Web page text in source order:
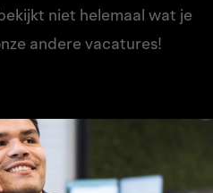
niet helemaal wat je
andere vacatures!